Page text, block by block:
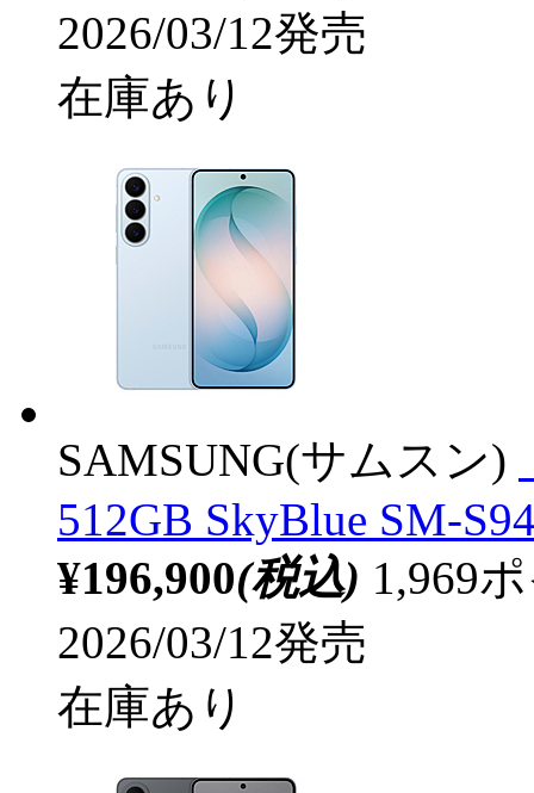
2026/03/12発売
在庫あり
SAMSUNG(サムスン)
512GB SkyBlue SM-
¥196,900(税込) 1,969
2026/03/12発売
在庫あり